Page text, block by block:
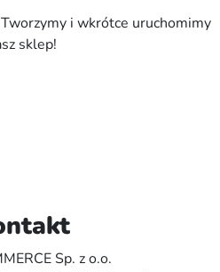
i wkrótce uruchomimy
sklep!
Sp. z o.o.